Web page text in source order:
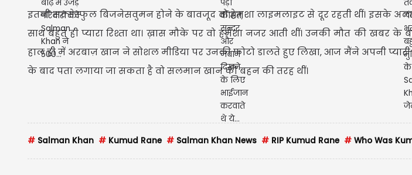
इतनी सक्सेस्फुल बिजनेसवुमन होने के बावजूद वो हेमशा लाइमलाइट से दूर रहती थीं। इसके
साथ बहुत ही प्यारा रिश्ता था। ख़ास मौके पर वो हमेशा नजर आती थीं। उनकी मौत की खबर के
हाल ही में अरबाज़ खान ने सोशल मीडिया पर उनकी फोटो डालते हुए लिखा, आज मैंने अपनी
के बाद पता लगाया जा सकता है वो सलमान खान की बहन की तरह थीं।
# Salman Khan # Kumud Rane # Salman Khan News # RIP Kumud Rane # Who Was